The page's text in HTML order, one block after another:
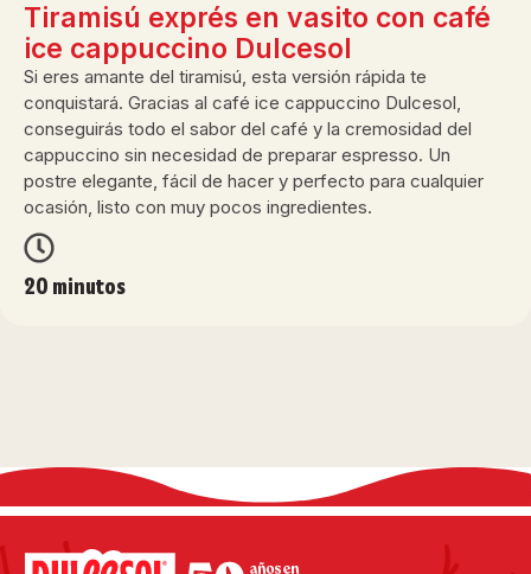
Tiramisú exprés en vasito con café
ice cappuccino Dulcesol
Si eres amante del tiramisú, esta versión rápida te
conquistará. Gracias al café ice cappuccino Dulcesol,
conseguirás todo el sabor del café y la cremosidad del
cappuccino sin necesidad de preparar espresso. Un
postre elegante, fácil de hacer y perfecto para cualquier
ocasión, listo con muy pocos ingredientes.
20 minutos